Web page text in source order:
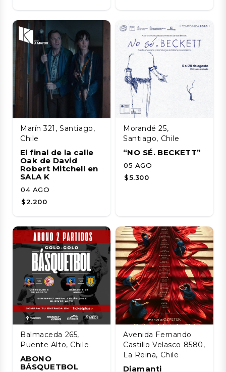
Marín 321, Santiago,
Chile
El final de la calle
Oak de David
Robert Mitchell en
SALA K
04 AGO
$2.200
Morandé 25,
Santiago, Chile
“NO SÉ. BECKETT”
05 AGO
$5.300
Balmaceda 265,
Puente Alto, Chile
ABONO
BÁSQUETBOL
Avenida Fernando
Castillo Velasco 8580,
La Reina, Chile
Diamanti